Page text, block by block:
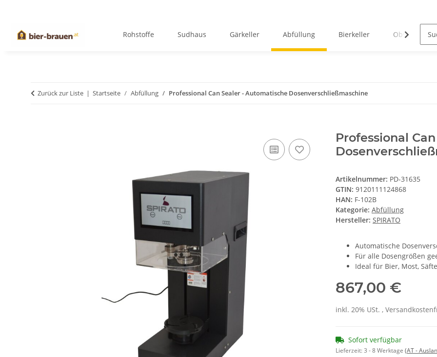
Rohstoffe Sudhaus Gärkeller Abfüllung Bierkeller
Zurück zur Liste Startseite Abfüllung Professional Can Sealer - Automatische Dosenverschließmaschine
Professional
Artikelnummer: PD-31635
GTIN: 9120111124868
HAN: F-102B
Kategorie: Abfüllung
Hersteller: SPIRATO
Automatische
Für alle Dosengrößen
Ideal für Bier, Most,
867,00 €
inkl. 20% USt. ,
Sofort verfügbar
Lieferzeit:3 - 8 Werktage (AT -